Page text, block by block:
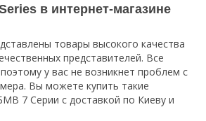
в интернет-магазине
товары высокого качества
представителей. Все
у вас не возникнет проблем с
Вы можете купить такие
7 Серии с доставкой по Киеву и